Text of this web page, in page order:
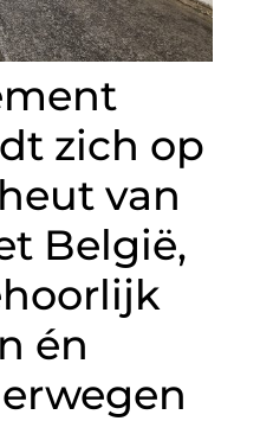
zich op
van
België,
én